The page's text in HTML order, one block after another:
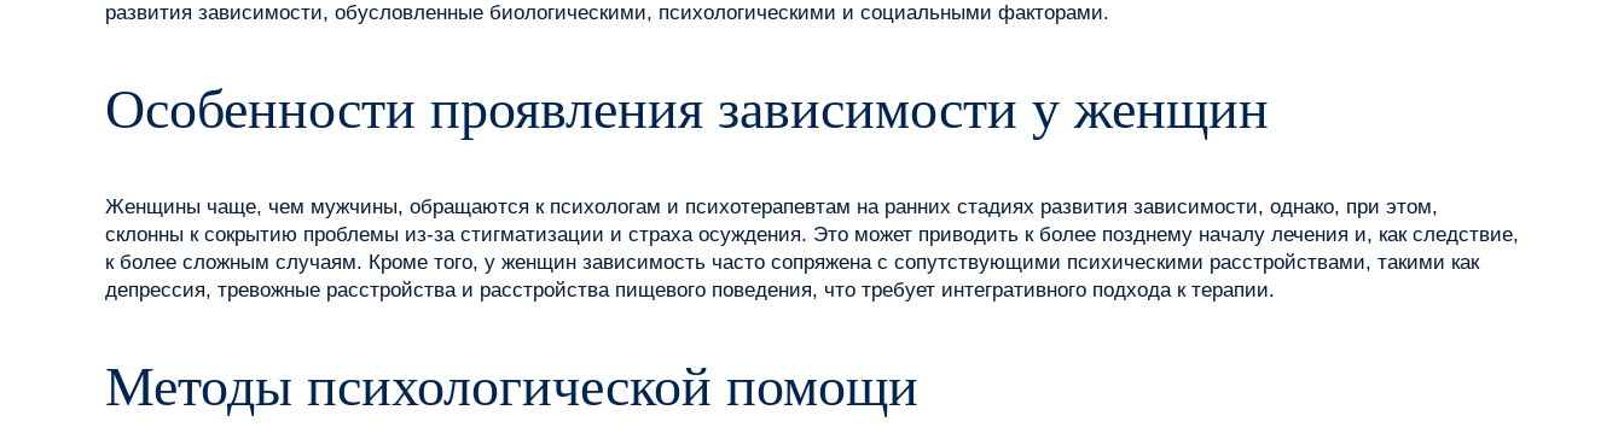
развития зависимости, обусловленные биологическими, психологическими и социальными факторами.
Особенности проявления зависимости у женщин
Женщины чаще, чем мужчины, обращаются к психологам и психотерапевтам на ранних стадиях развития зависимости, однако, при этом,
склонны к сокрытию проблемы из-за стигматизации и страха осуждения. Это может приводить к более позднему началу лечения и, как следствие,
к более сложным случаям. Кроме того, у женщин зависимость часто сопряжена с сопутствующими психическими расстройствами, такими как
депрессия, тревожные расстройства и расстройства пищевого поведения, что требует интегративного подхода к терапии.
Методы психологической помощи